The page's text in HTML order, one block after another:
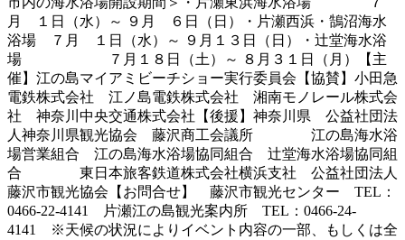
月 １日（水）～ ９月 ６日（日）・片瀬西浜・鵠沼海水
浴場 ７月 １日（水）～ ９月１３日（日）・辻堂海水浴
場 ７月１８日（土）～ ８月３１日（月）【主
催】江の島マイアミビーチショー実行委員会【協賛】小田急
電鉄株式会社 江ノ島電鉄株式会社 湘南モノレール株式会
社 神奈川中央交通株式会社【後援】神奈川県 公益社団法
人神奈川県観光協会 藤沢商工会議所 江の島海水浴
場営業組合 江の島海水浴場協同組合 辻堂海水浴場協同組
合 東日本旅客鉄道株式会社横浜支社 公益社団法人
藤沢市観光協会【お問合せ】 藤沢市観光センター TEL：
0466-22-4141 片瀬江の島観光案内所 TEL：0466-24-
4141 ※天候の状況によりイベント内容の一部、もしくは全